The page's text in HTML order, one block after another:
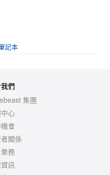
們
集團
心
會
關係
務
訊